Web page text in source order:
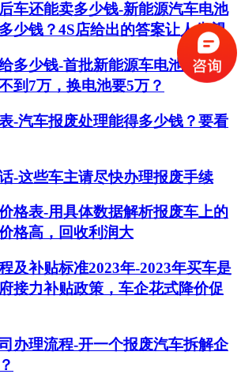
车还能卖多少钱-新能源汽车电池
少钱？4S店给出的答案让人失望
多少钱-首批新能源车电池报废高
到7万，换电池要5万？
-汽车报废处理能得多少钱？要看
-这些车主请尽快办理报废手续
格表-用具体数据解析报废车上的
格高，回收利润大
及补贴标准2023年-2023年买车是
接力补贴政策，车企花式降价促
办理流程-开一个报废汽车拆解企